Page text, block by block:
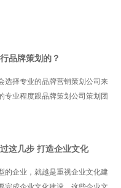
品牌策划的？
选择专业的品牌营销策划公司来
专业程度跟品牌策划公司策划团
这几步 打造企业文化
的企业，就越是重视企业文化建